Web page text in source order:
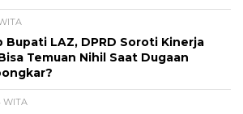
Bupati LAZ, DPRD Soroti Kinerja
Temuan Nihil Saat Dugaan
WITA